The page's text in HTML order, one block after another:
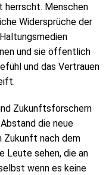
herrscht. Menschen
Widersprüche der
und sie öffentlich
und das Vertrauen
Zukunftsforschern
die neue
Zukunft nach dem
Leute sehen, die an
wenn es keine